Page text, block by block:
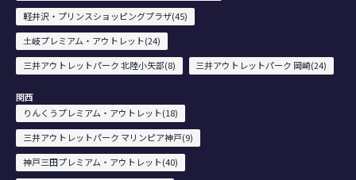
軽井沢・プリンスショッピングプラザ(45)
土岐プレミアム・アウトレット(24)
三井アウトレットパーク 北陸小矢部(8)
三井アウトレットパーク 岡崎(24)
関西
りんくうプレミアム・アウトレット(18)
三井アウトレットパーク マリンピア神戸(9)
神戸三田プレミアム・アウトレット(40)